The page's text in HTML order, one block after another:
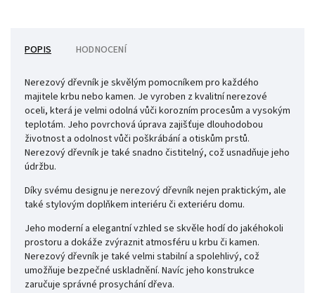
POPIS HODNOCENÍ
Nerezový dřevník je skvělým pomocníkem pro každého
majitele krbu nebo kamen. Je vyroben z kvalitní nerezové
oceli, která je velmi odolná vůči korozním procesům a vysokým
teplotám. Jeho povrchová úprava zajišťuje dlouhodobou
životnost a odolnost vůči poškrábání a otiskům prstů.
Nerezový dřevník je také snadno čistitelný, což usnadňuje jeho
údržbu.
Díky svému designu je nerezový dřevník nejen praktickým, ale
také stylovým doplňkem interiéru či exteriéru domu.
Jeho moderní a elegantní vzhled se skvěle hodí do jakéhokoli
prostoru a dokáže zvýraznit atmosféru u krbu či kamen.
Nerezový dřevník je také velmi stabilní a spolehlivý, což
umožňuje bezpečné uskladnění. Navíc jeho konstrukce
zaručuje správné prosychání dřeva.